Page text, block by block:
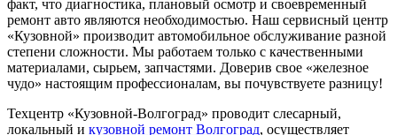
факт, что диагностика, плановый осмотр и своевременный
ремонт авто являются необходимостью. Наш сервисный центр
«Кузовной» производит автомобильное обслуживание разной
степени сложности. Мы работаем только с качественными
материалами, сырьем, запчастями. Доверив свое «железное
чудо» настоящим профессионалам, вы почувствуете разницу!
Техцентр «Кузовной-Волгоград» проводит слесарный,
локальный и кузовной ремонт Волгоград, осуществляет